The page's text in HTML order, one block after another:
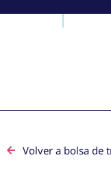
Volver a bolsa de